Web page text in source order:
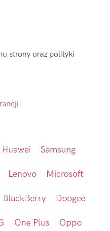
strony oraz polityki
Huawei Samsung
Lenovo Microsoft
BlackBerry Doogee
One Plus Oppo